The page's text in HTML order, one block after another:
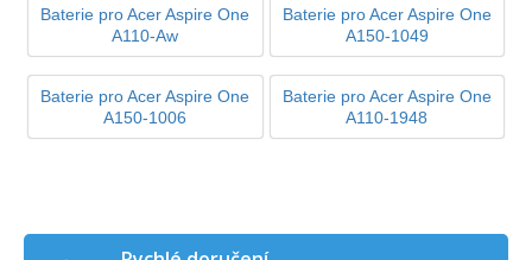
Baterie pro Acer Aspire One
A110-Aw
Baterie pro Acer Aspire One
A150-1049
Baterie pro Acer Aspire One
A150-1006
Baterie pro Acer Aspire One
A110-1948